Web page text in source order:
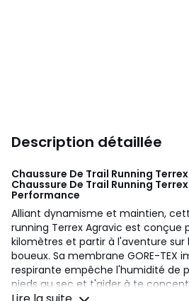
Description détaillée
Chaussure De Trail Running
Chaussure De Trail Running
Performance
Alliant dynamisme et maintien,
running Terrex Agravic est conçue
kilomètres et partir à l'aventure sur
boueux. Sa membrane GORE-TEX
respirante empêche l'humidité de
pieds au sec et t'aider à te
Les empiècements résistant à